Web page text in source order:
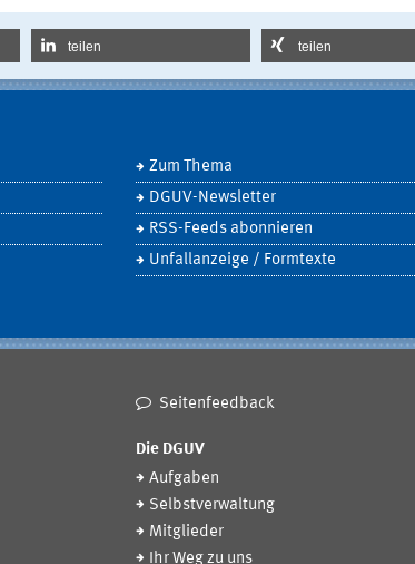
teilen teilen
Zum Thema
DGUV-Newsletter
RSS-Feeds abonnieren
Unfallanzeige / Formtexte
Seitenfeedback
Die DGUV
Aufgaben
Selbstverwaltung
Mitglieder
Ihr Weg zu uns